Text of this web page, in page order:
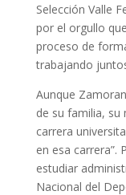
Selección Valle
por el orgullo
proceso de
trabajando
Aunque
de su familia, su
carrera
en esa carrera”.
estudiar
Nacional del